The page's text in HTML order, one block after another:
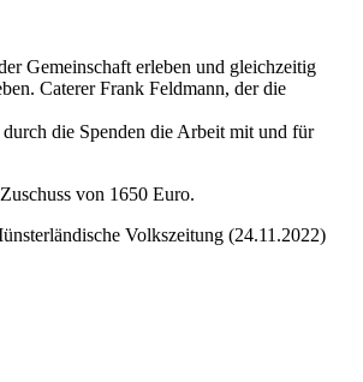
Gemeinschaft erleben und gleichzeitig
Caterer Frank Feldmann, der die
die Spenden die Arbeit mit und für
von 1650 Euro.
Volkszeitung (24.11.2022)